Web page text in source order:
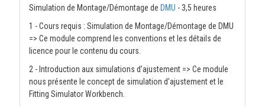
Simulation de Montage/Démontage de DMU - 3,5 heures
1 - Cours requis : Simulation de Montage/Démontage de DMU
=> Ce module comprend les conventions et les détails de
licence pour le contenu du cours.
2 - Introduction aux simulations d'ajustement => Ce module
nous présente le concept de simulation d'ajustement et le
Fitting Simulator Workbench.